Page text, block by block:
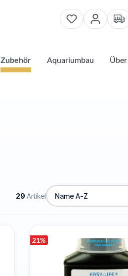
Zubehör Aquariumbau
29 Artikel
21%